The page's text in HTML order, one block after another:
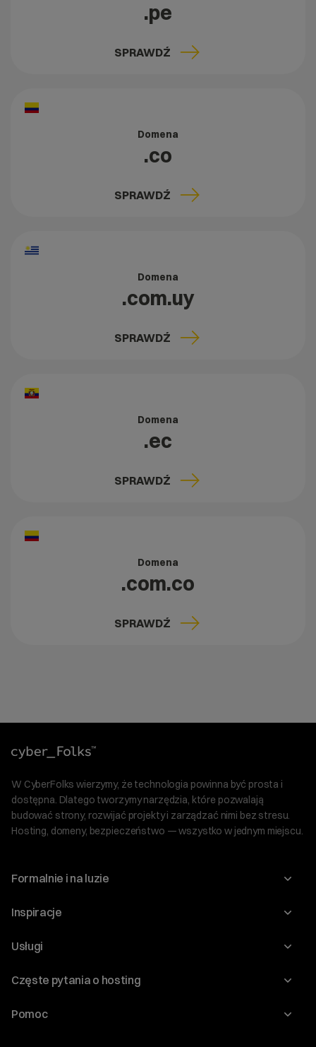
.pe
SPRAWDŹ
Domena
.co
SPRAWDŹ
Domena
.com.uy
SPRAWDŹ
Domena
.ec
SPRAWDŹ
Domena
.com.co
SPRAWDŹ
W CyberFolks wierzymy, że technologia powinna być prosta i
dostępna. Dlatego tworzymy narzędzia, które pozwalają
budować strony, rozwijać projekty i zarządzać nimi bez stresu.
Hosting, domeny, bezpieczeństwo — wszystko w jednym miejscu.
Formalnie i na luzie
O nas
Program Korzyści dla Inwestorów
Regulaminy i specyfikacje
Inspiracje
Blog
WordPress
Audyt stron
Usługi
Domeny
Częste pytania o hosting
Jak przenieść stronę?
Pomoc